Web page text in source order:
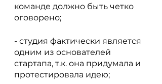
команде должно быть четко
оговорено;
- студия фактически является
одним из основателей
стартапа, т.к. она придумала и
протестировала идею;